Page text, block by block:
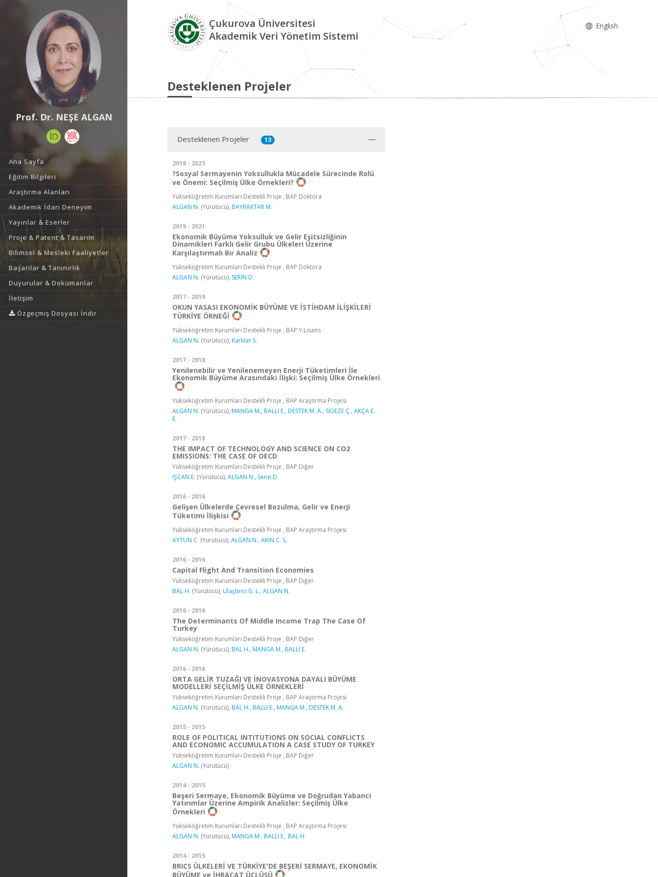
Prof. Dr. NEŞE ALGAN
Ana Sayfa
Eğitim Bilgileri
Araştırma Alanları
Akademik İdari Deneyim
Yayınlar & Eserler
Proje & Patent & Tasarım
Bilimsel & Mesleki Faaliyetler
Başarılar & Tanınırlık
Duyurular & Dokümanlar
İletişim
Özgeçmiş Dosyası İndir
Çukurova Üniversitesi
Akademik Veri Yönetim Sistemi
English
Desteklenen Projeler
Desteklenen Projeler 13
2018 - 2023
?Sosyal Sermayenin Yoksullukla Mücadele Sürecinde Rolü
ve Önemi: Seçilmiş Ülke Örnekleri?
Yükseköğretim Kurumları Destekli Proje , BAP Doktora
ALGAN N. (Yürütücü), BAYRAKTAR M.
2019 - 2021
Ekonomik Büyüme Yoksulluk ve Gelir Eşitsizliğinin
Dinamikleri Farklı Gelir Grubu Ülkeleri Üzerine
Karşılaştırmalı Bir Analiz
Yükseköğretim Kurumları Destekli Proje , BAP Doktora
ALGAN N. (Yürütücü), SERİN D.
2017 - 2019
OKUN YASASI EKONOMİK BÜYÜME VE İSTİHDAM İLİŞKİLERİ
TÜRKİYE ÖRNEĞİ
Yükseköğretim Kurumları Destekli Proje , BAP Y.Lisans
ALGAN N. (Yürütücü), Karlılar S.
2017 - 2018
Yenilenebilir ve Yenilenemeyen Enerji Tüketimleri İle
Ekonomik Büyüme Arasındaki İlişki: Seçilmiş Ülke Örnekleri
Yükseköğretim Kurumları Destekli Proje , BAP Araştırma Projesi
ALGAN N. (Yürütücü), MANGA M., BALLI E., DESTEK M. A., SİGEZE Ç., AKÇA E.
E.
2017 - 2018
THE IMPACT OF TECHNOLOGY AND SCIENCE ON CO2
EMISSIONS: THE CASE OF OECD
Yükseköğretim Kurumları Destekli Proje , BAP Diğer
İŞCAN E. (Yürütücü), ALGAN N., Serin D.
2016 - 2016
Gelişen Ülkelerde Çevresel Bozulma, Gelir ve Enerji
Tüketimi İlişkisi
Yükseköğretim Kurumları Destekli Proje , BAP Araştırma Projesi
AYTUN C. (Yürütücü), ALGAN N., AKIN C. S.
2016 - 2016
Capital Flight And Transition Economies
Yükseköğretim Kurumları Destekli Proje , BAP Diğer
BAL H. (Yürütücü), Ulaştırıcı G. L., ALGAN N.
2016 - 2016
The Determinants Of Middle Income Trap The Case Of
Turkey
Yükseköğretim Kurumları Destekli Proje , BAP Diğer
ALGAN N. (Yürütücü), BAL H., MANGA M., BALLI E.
2016 - 2016
ORTA GELİR TUZAĞI VE İNOVASYONA DAYALI BÜYÜME
MODELLERİ SEÇİLMİŞ ÜLKE ÖRNEKLERİ
Yükseköğretim Kurumları Destekli Proje , BAP Araştırma Projesi
ALGAN N. (Yürütücü), BAL H., BALLI E., MANGA M., DESTEK M. A.
2015 - 2015
ROLE OF POLITICAL INTITUTIONS ON SOCIAL CONFLICTS
AND ECONOMIC ACCUMULATION A CASE STUDY OF TURKEY
Yükseköğretim Kurumları Destekli Proje , BAP Diğer
ALGAN N. (Yürütücü)
2014 - 2015
Beşeri Sermaye, Ekonomik Büyüme ve Doğrudan Yabancı
Yatırımlar Üzerine Ampirik Analizler: Seçilmiş Ülke
Örnekleri
Yükseköğretim Kurumları Destekli Proje , BAP Araştırma Projesi
ALGAN N. (Yürütücü), MANGA M., BALLI E., BAL H.
2014 - 2015
BRICS ÜLKELERİ VE TÜRKİYE'DE BEŞERİ SERMAYE, EKONOMİK
BÜYÜME ve İHRACAT ÜÇLÜSÜ